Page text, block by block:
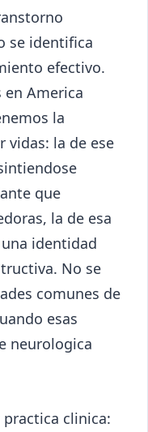
se identifica
efectivo.
America
la
la de ese
que
la de esa
identidad
No se
comunes de
esas
neurologica
clinica: